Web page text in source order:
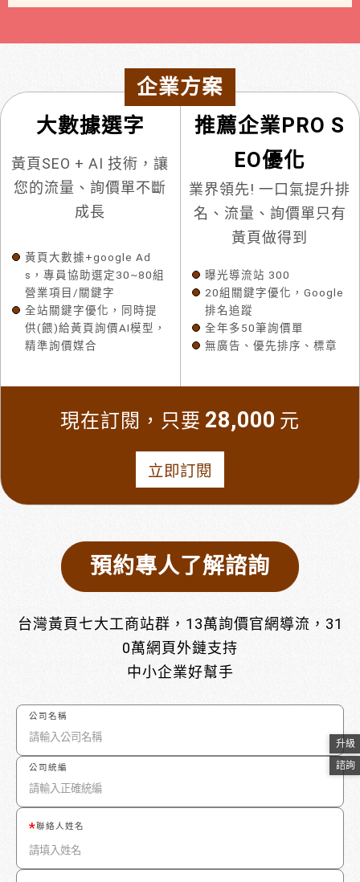
企業方案
大數據選字
黃頁SEO + AI 技術，讓
您的流量、詢價單不斷
成長
黃頁大數據+google Ad
s，專員協助選定30~80組
營業項目/關鍵字
全站關鍵字優化，同時提
供(餵)給黃頁詢價AI模型，
精準詢價媒合
推薦企業PRO S
EO優化
業界領先! 一口氣提升排
名、流量、詢價單只有
黃頁做得到
曝光導流站 300
20組關鍵字優化，Google
排名追蹤
全年多50筆詢價單
無廣告、優先排序、標章
現在訂閱，只要 28,000 元
立即訂閱
預約專人了解諮詢
台灣黃頁七大工商站群，13萬詢價官網導流，31
0萬網頁外鏈支持
中小企業好幫手
公司名稱
公司統編
聯絡人姓名
升級
諮詢